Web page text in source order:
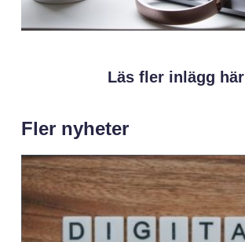
Läs fler inlägg här
Fler nyheter